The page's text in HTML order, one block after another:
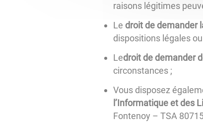
raisons légitimes
Le droit de demander
dispositions légales
Ledroit de demander
circonstances ;
Vous disposez
l’Informatique et des
Fontenoy – TSA